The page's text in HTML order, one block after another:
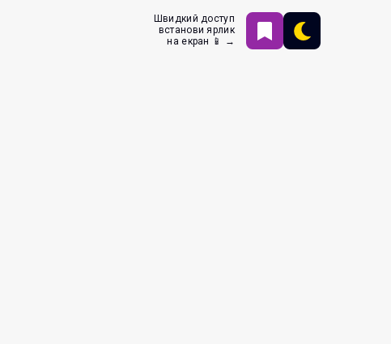
Швидкий доступ
встанови ярлик
на екран 📱 →